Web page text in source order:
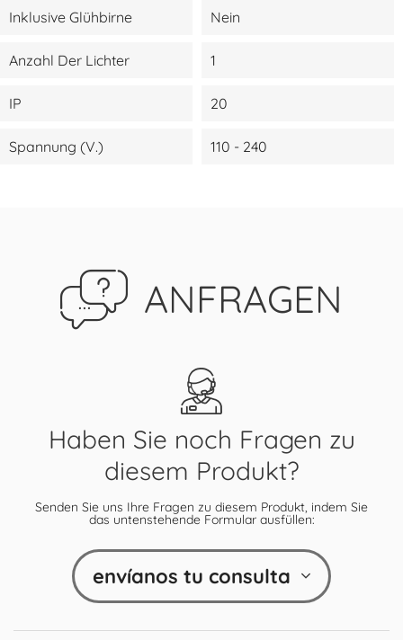
Inklusive Glühbirne Nein
Anzahl Der Lichter 1
IP 20
Spannung (V.) 110 - 240
ANFRAGEN
Haben Sie noch Fragen zu
diesem Produkt?
Senden Sie uns Ihre Fragen zu diesem Produkt, indem Sie
das untenstehende Formular ausfüllen:
envíanos tu consulta